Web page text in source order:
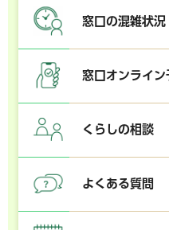
窓口の混雑状況
窓口オンライン
くらしの相談
よくある質問